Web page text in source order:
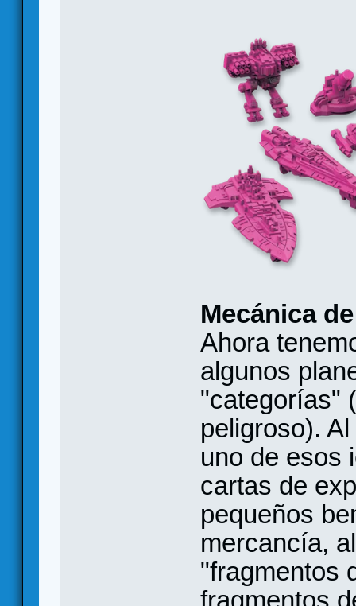
Mecánica
Ahora
algunos
"categorías"
peligroso).
uno de esos
cartas de
pequeños
mercancía,
"fragmentos
fragmentos